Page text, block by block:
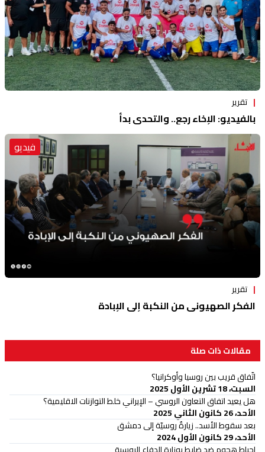
تقرير
بالفيديو: الإخاء رجع.. والتحدي بدأ
فيديو
تقرير
الفكر الصهيوني من النكبة إلى الإبادة
مقالات ذات صلة
اتّفاق قريب بين روسيا وأوكرانيا؟
السبت، 18 تشرين الأول 2025
هل يعيد اتفاق التعاون الروسي – الإيراني خلط التوازنات الاقليمية؟
الأحد، 26 كانون الثاني 2025
بعد سقوط الأسد.. زيارةٌ روسيّة إلى دمشق
الأحد، 29 كانون الأول 2024